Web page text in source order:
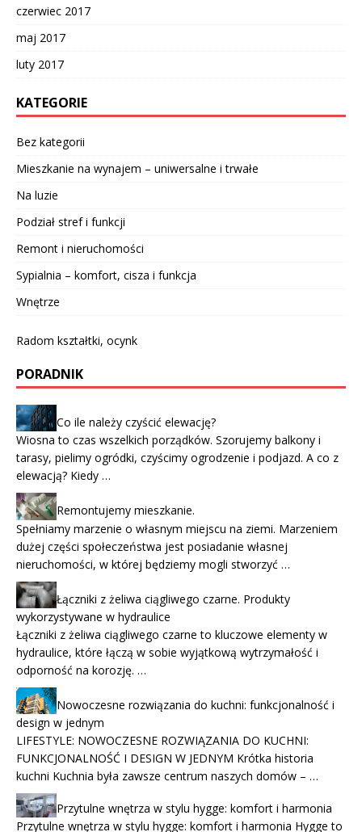
czerwiec 2017
maj 2017
luty 2017
KATEGORIE
Bez kategorii
Mieszkanie na wynajem – uniwersalne i trwałe
Na luzie
Podział stref i funkcji
Remont i nieruchomości
Sypialnia – komfort, cisza i funkcja
Wnętrze
Radom kształtki, ocynk
PORADNIK
Co ile należy czyścić elewację?
Wiosna to czas wszelkich porządków. Szorujemy balkony i
tarasy, pielimy ogródki, czyścimy ogrodzenie i podjazd. A co z
elewacją? Kiedy …
Remontujemy mieszkanie.
Spełniamy marzenie o własnym miejscu na ziemi. Marzeniem
dużej części społeczeństwa jest posiadanie własnej
nieruchomości, w której będziemy mogli stworzyć …
Łączniki z żeliwa ciągliwego czarne. Produkty
wykorzystywane w hydraulice
Łączniki z żeliwa ciągliwego czarne to kluczowe elementy w
hydraulice, które łączą w sobie wyjątkową wytrzymałość i
odporność na korozję. …
Nowoczesne rozwiązania do kuchni: funkcjonalność i
design w jednym
LIFESTYLE: NOWOCZESNE ROZWIĄZANIA DO KUCHNI:
FUNKCJONALNOŚĆ I DESIGN W JEDNYM Krótka historia
kuchni Kuchnia była zawsze centrum naszych domów – …
Przytulne wnętrza w stylu hygge: komfort i harmonia
Przytulne wnętrza w stylu hygge: komfort i harmonia Hygge to